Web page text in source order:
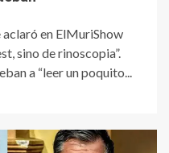
en ElMuriShow
sino de rinoscopia”.
a “leer un poquito...